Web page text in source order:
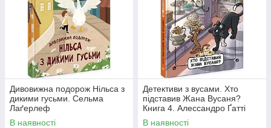
Дивовижна подорож Нільса з
дикими гусьми. Сельма
Лаґерлеф
В наявності
Детективи з вусами. Хто
підставив Жана Вусаня?
Книга 4. Алессандро Ґатті
Давіде Морозінотто
В наявності